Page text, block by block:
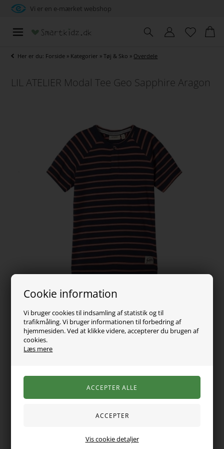
Cookie information
Vi bruger cookies til indsamling af statistik og til
trafikmåling. Vi bruger informationen til forbedring af
hjemmesiden. Ved at klikke videre, accepterer du brugen af
cookies.
Læs mere
Vis cookie detaljer
Vi er en e-mærket webshop
Her er du: Forside » Kategorier »Tøj & Sko » Overdele
LIL ATELIER Modal Tee Geo Sapphire Aragon
179,00
raglanærmer, knapliste foran og rund halsudskæring. Fedt